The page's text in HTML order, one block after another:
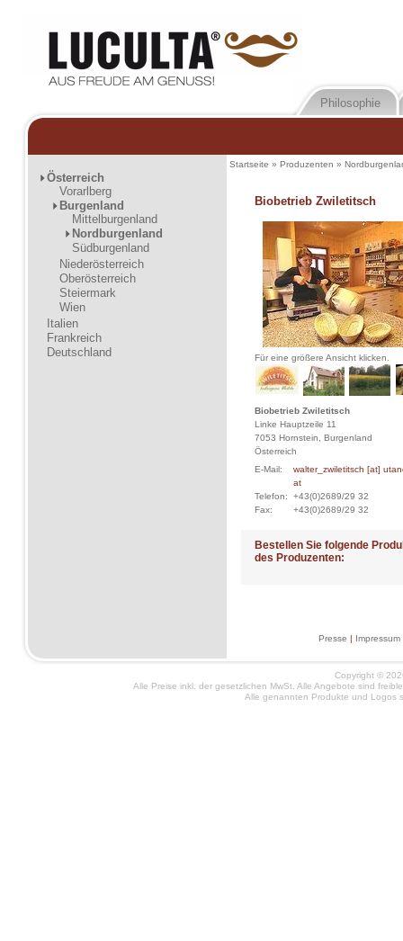
Philosophie
Österreich
Vorarlberg
Burgenland
Mittelburgenland
Nordburgenland
Südburgenland
Niederösterreich
Oberösterreich
Steiermark
Wien
Italien
Frankreich
Deutschland
Startseite » Produzenten »
Biobetrieb Zwiletitsch
Für eine größere Ansicht klicken.
Biobetrieb Zwiletitsch
Linke Hauptzeile 11
7053 Hornstein, Burgenland
Österreich
E-Mail:
walter_zwiletitsch [at]
at
Telefon: +43(0)2689/29 32
Fax:
+43(0)2689/29 32
Bestellen Sie folgende
des Produzenten:
Presse Impressum
Copyright ©
Alle Preise inkl. der gesetzlichen MwSt. Alle Angebote sind
Alle genannten Produkte und Logos